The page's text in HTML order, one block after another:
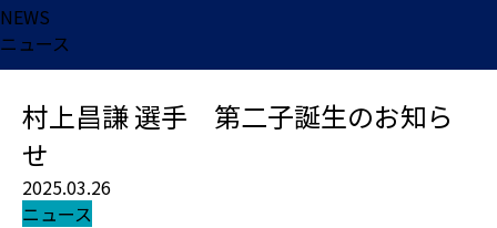
NEWS
ニュース
村上昌謙 選手 第二子誕生のお知ら
せ
2025.03.26
ニュース